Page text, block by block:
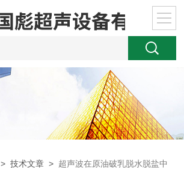
>技术文章 > 超声波在原油破乳脱水脱盐中